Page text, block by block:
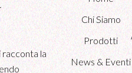
racconta la
Chi Siamo
Prodotti
News & Eventi